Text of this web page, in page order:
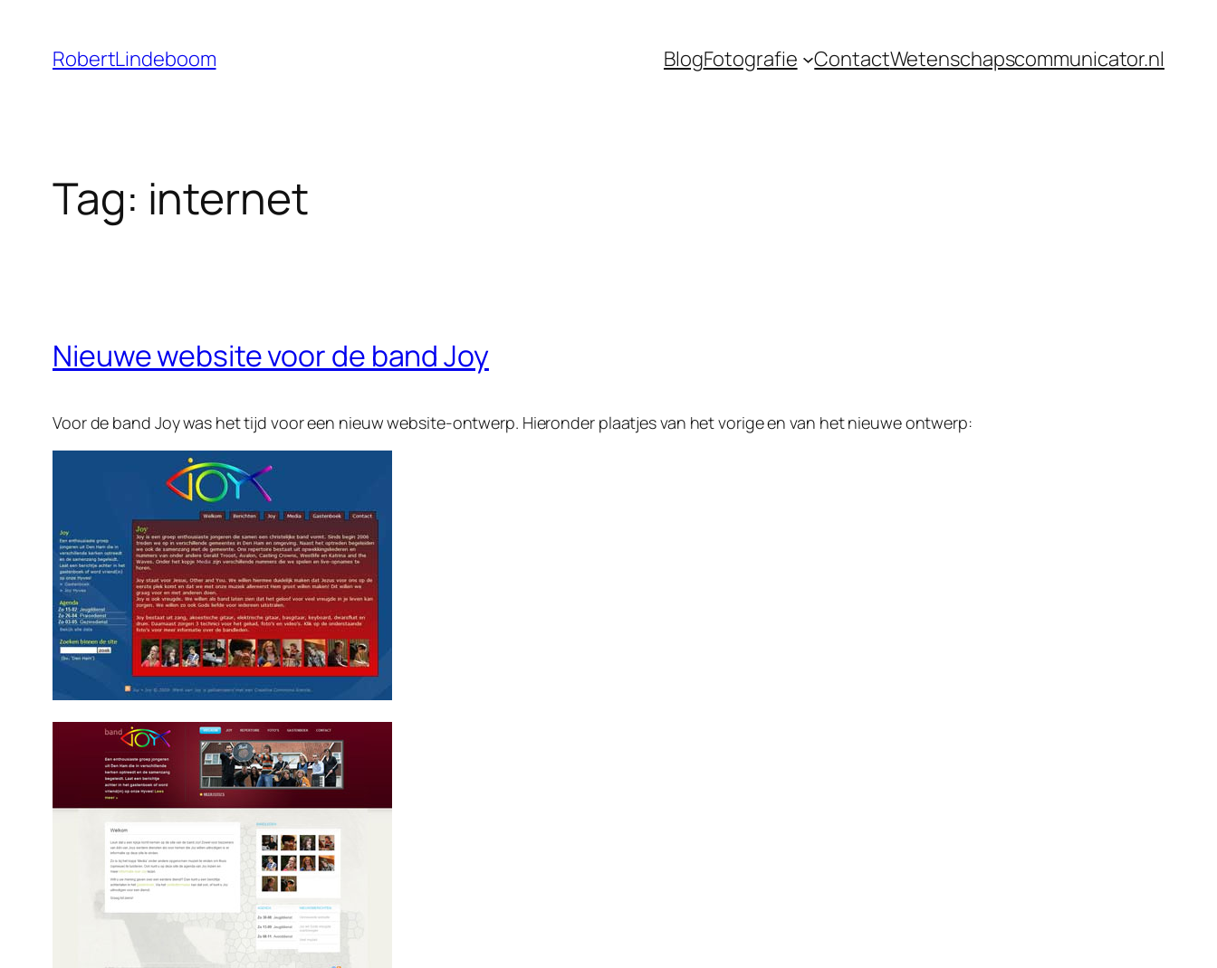
RobertLindeboom BlogFotografie ContactWetenschapscommunicator.nl
Tag: internet
Nieuwe website voor de band Joy
Voor de band Joy was het tijd voor een nieuw website-ontwerp. Hieronder plaatjes van het vorige en van het nieuwe ontwerp: